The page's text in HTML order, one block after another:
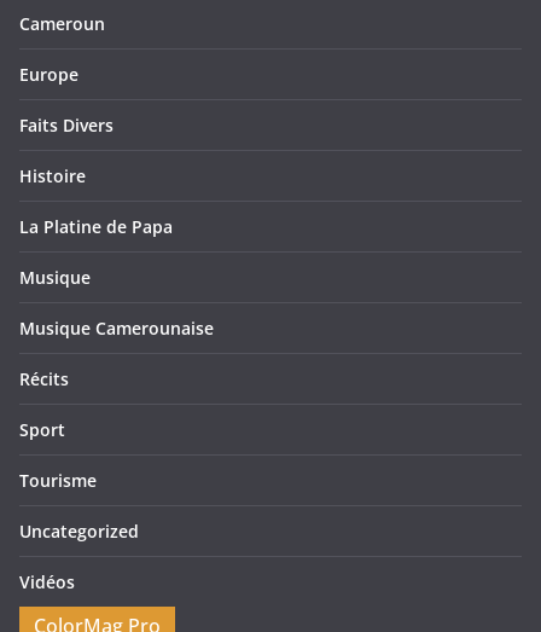
Cameroun
Europe
Faits Divers
Histoire
La Platine de Papa
Musique
Musique Camerounaise
Récits
Sport
Tourisme
Uncategorized
Vidéos
ColorMag Pro